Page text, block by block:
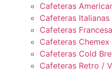
Cafeteras
Cafeteras
Cafeteras
Cafeteras
Cafeteras Cold
Cafeteras Retro /